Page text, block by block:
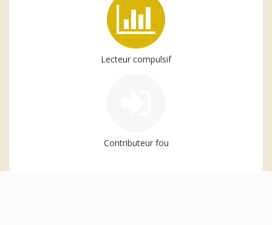
Lecteur compulsif
Contributeur fou